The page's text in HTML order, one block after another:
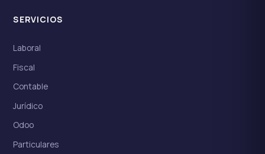
SERVICIOS
Laboral
Fiscal
Contable
Jurídico
Odoo
Particulares